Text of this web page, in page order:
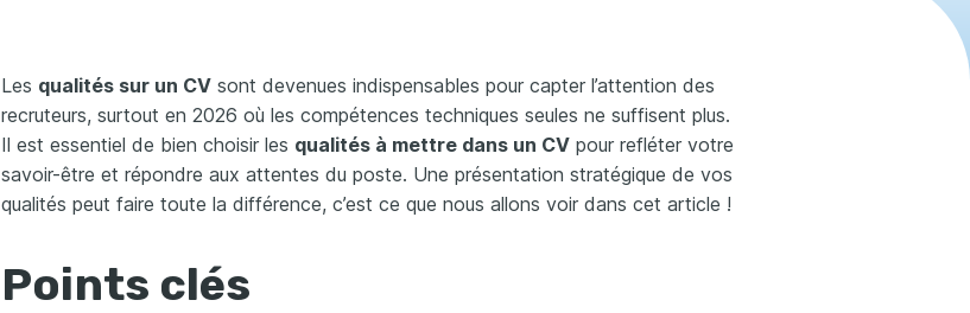
Les qualités sur un CV sont devenues indispensables pour capter l’attention des
recruteurs, surtout en 2026 où les compétences techniques seules ne suffisent plus.
Il est essentiel de bien choisir les qualités à mettre dans un CV pour refléter votre
savoir-être et répondre aux attentes du poste. Une présentation stratégique de vos
qualités peut faire toute la différence, c’est ce que nous allons voir dans cet article !
Points clés